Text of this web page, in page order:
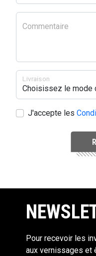
Commentaire
Livraison
J'accepte les
Pour recevoir les
aux vernissages et